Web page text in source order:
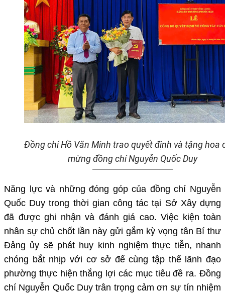
Đồng chí Hồ Văn Minh trao quyết định và tặng hoa
mừng đồng chí Nguyễn Quốc Duy
Năng lực và những đóng góp của đồng chí Nguyễn
Quốc Duy trong thời gian công tác tại Sở Xây dựng
đã được ghi nhận và đánh giá cao. Việc kiện toàn
nhân sự chủ chốt lần này gửi gắm kỳ vọng tân Bí thư
Đảng ủy sẽ phát huy kinh nghiệm thực tiễn, nhanh
chóng bắt nhịp với cơ sở để cùng tập thể lãnh đạo
phường thực hiện thắng lợi các mục tiêu đề ra. Đồng
chí Nguyễn Quốc Duy trân trọng cảm ơn sự tín nhiệm